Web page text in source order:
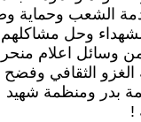
بدر ومنظمة
!